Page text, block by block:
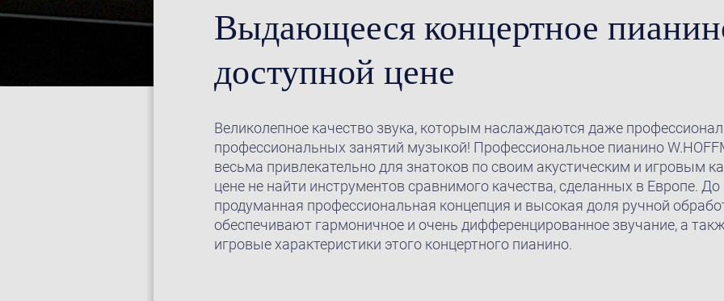
Выдающееся концертное
доступной цене
Великолепное качество звука, которым наслаждаются даже
профессиональных занятий музыкой! Профессиональное пианино
весьма привлекательно для знатоков по своим акустическим и игровым
цене не найти инструментов сравнимого качества, сделанных в Европе.
продуманная профессиональная концепция и высокая доля ручной
обеспечивают гармоничное и очень дифференцированное звучание, а
игровые характеристики этого концертного пианино.